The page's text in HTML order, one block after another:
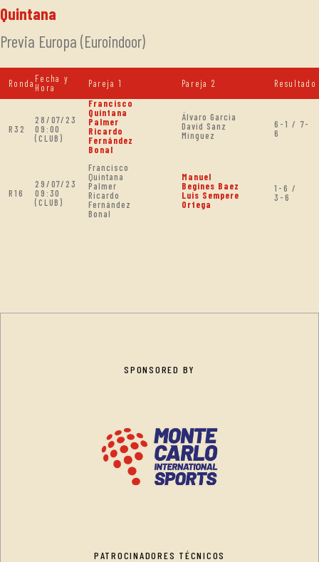
Quintana
Previa Europa (Euroindoor)
Ronda Fecha y
Hora
Pareja 1 Pareja 2 Resultado
R32
28/07/23
09:00
(CLUB)
Francisco
Quintana
Palmer
Ricardo
Fernández
Bonal
Álvaro Garcia
David Sanz
Minguez
6-1 / 7-
6
R16
29/07/23
09:30
(CLUB)
Francisco
Quintana
Palmer
Ricardo
Fernández
Bonal
Manuel
Begines Baez
Luis Sempere
Ortega
1-6 /
3-6
SPONSORED BY
PATROCINADORES TÉCNICOS